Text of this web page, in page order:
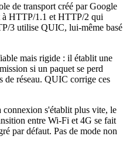
de transport créé par Google
à HTTP/1.1 et HTTP/2 qui
3 utilise QUIC, lui-même basé
mais rigide : il établit une
si un paquet se perd
de réseau. QUIC corrige ces
s'établit plus vite, le
entre Wi-Fi et 4G se fait
par défaut. Pas de mode non